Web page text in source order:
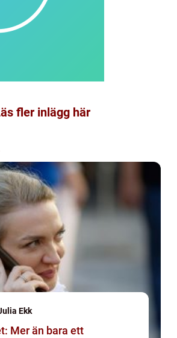
fler inlägg här
Ekk
Mer än bara ett